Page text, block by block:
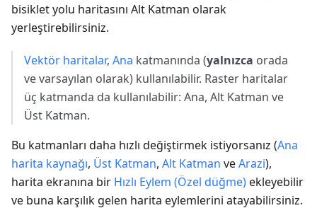
bisiklet yolu haritasını Alt Katman olarak
yerleştirebilirsiniz.
Vektör haritalar, Ana katmanında (yalnızca orada
ve varsayılan olarak) kullanılabilir. Raster haritalar
üç katmanda da kullanılabilir: Ana, Alt Katman ve
Üst Katman.
Bu katmanları daha hızlı değiştirmek istiyorsanız (Ana
harita kaynağı, Üst Katman, Alt Katman veArazi),
harita ekranına bir Hızlı Eylem (Özel düğme)ekleyebilir
ve buna karşılık gelen harita eylemlerini atayabilirsiniz.